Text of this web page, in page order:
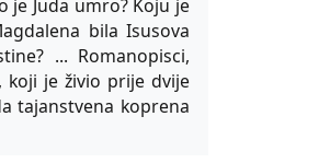
je Juda umro? Koju je
bila Isusova
... Romanopisci,
je živio prije dvije
tajanstvena koprena